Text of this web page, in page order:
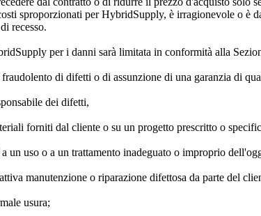
sproporzionati per HybridSupply, è irragionevole o
recesso.
per i danni sarà limitata in conformità alla
di difetti o di assunzione di una garanzia di
dei difetti,
forniti dal cliente o su un progetto prescritto o
un uso o a un trattamento inadeguato o improprio
manutenzione o riparazione difettosa da parte del
usura;